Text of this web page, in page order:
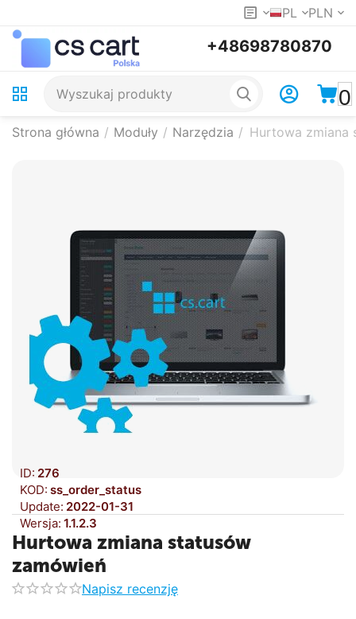
PL PLN
+48698780870
0
Strona główna / Moduły / Narzędzia / Hurtowa zmiana
ID: 276
KOD: ss_order_status
Update: 2022-01-31
Wersja: 1.1.2.3
Hurtowa zmiana statusów
zamówień
Napisz recenzję